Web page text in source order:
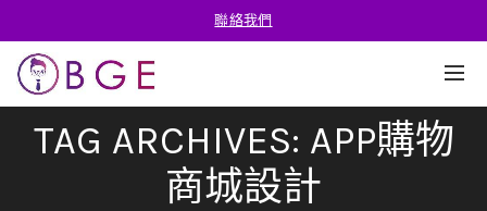
聯絡我們
TAG ARCHIVES: APP購物
商城設計